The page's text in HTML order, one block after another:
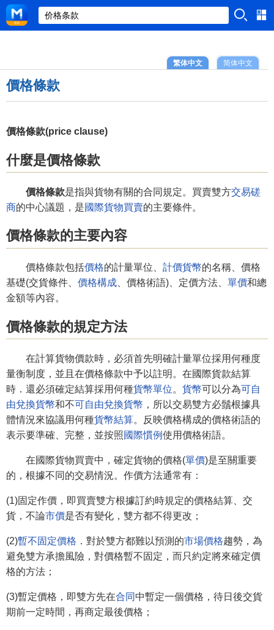
简体中文
繁体中文
價格條款
價格條款(price clause)
什麼是價格條款
價格條款是指與貨物有關的合同規定。買賣雙方交易磋
商的中心議題，是國際貨物買賣的主要條件。
價格條款的主要內容
價格條款包括價格的計量單位、 計價貨幣的名稱、價格
基礎(交貨條件、 價格構成 、價格術語)、定價方法、 單價和總
金額等內容。
價格條款的規定方法
在計算貨物價款時，必須首先明確計量單位採用何種度
量衡制度，並且在價格條款中予以註明。在國際貨款結算
時．還必須確定結算採用何種貨幣單位。 貨幣可以分為可自
由兌換貨幣和不可自由兌換貨幣 ，所以交易雙方必鬚根據具
體情況來協議用何種貨幣結算。反映價格構成的價格術語的
表示要準確、完整，並按照 國際慣例使用價格術語。
在國際貨物買賣中，確定貨物的價格(單價)是至關重要
的，根據不同的交易情況。作價方法通常有：
(1)固定作價，即買賣雙方根據訂約時規定的價格結算、交
貨，不論市價是否有變化，雙方都不得更改；
(2)暫不固定價格 ．對於雙方都難以預測的市場價格趨勢，為
避免雙方承擔風險，對價格暫不固定，而只約定將來確定價
格的方法；
(3)暫定價格，即雙方先在合同 中暫定一個價格，待日後交貨
期前一定時間，再商定最後價格；